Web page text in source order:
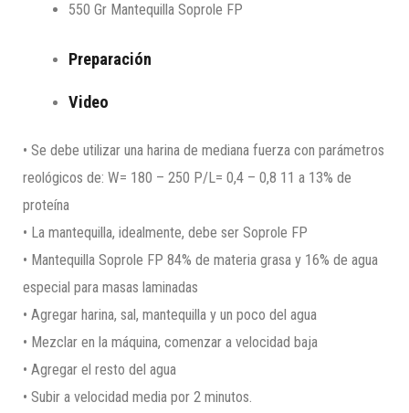
550 Gr Mantequilla Soprole FP
Preparación
Video
• Se debe utilizar una harina de mediana fuerza con parámetros
reológicos de: W= 180 – 250 P/L= 0,4 – 0,8 11 a 13% de
proteína
• La mantequilla, idealmente, debe ser Soprole FP
• Mantequilla Soprole FP 84% de materia grasa y 16% de agua
especial para masas laminadas
• Agregar harina, sal, mantequilla y un poco del agua
• Mezclar en la máquina, comenzar a velocidad baja
• Agregar el resto del agua
• Subir a velocidad media por 2 minutos.